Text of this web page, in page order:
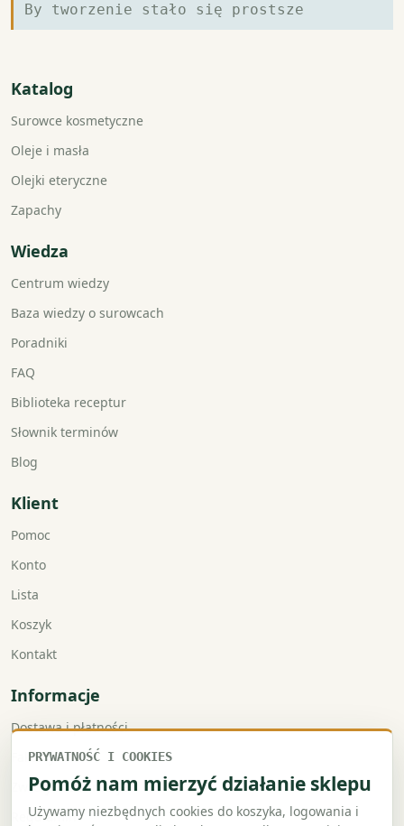
By tworzenie stało się prostsze
Katalog
Surowce kosmetyczne
Oleje i masła
Olejki eteryczne
Zapachy
Wiedza
Centrum wiedzy
Baza wiedzy o surowcach
Poradniki
FAQ
Biblioteka receptur
Słownik terminów
Blog
Klient
Pomoc
Konto
Lista
Koszyk
Kontakt
Informacje
Dostawa i płatności
Faktury VAT
Zwroty i reklamacje
Regulamin
PRYWATNOŚĆ I COOKIES
Pomóż nam mierzyć działanie sklepu
Używamy niezbędnych cookies do koszyka, logowania i